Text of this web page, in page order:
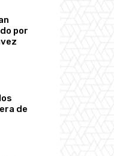
por
de